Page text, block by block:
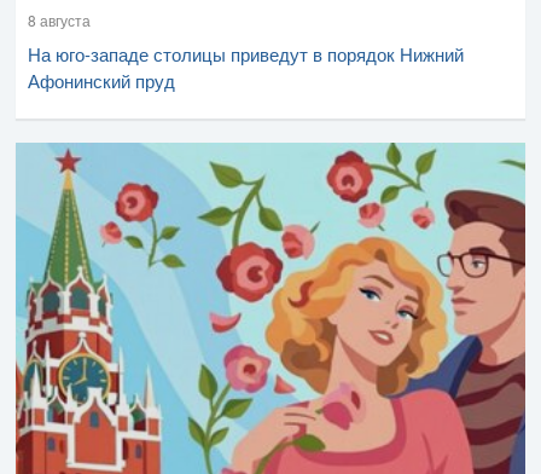
8 августа
На юго-западе столицы приведут в порядок Нижний
Афонинский пруд